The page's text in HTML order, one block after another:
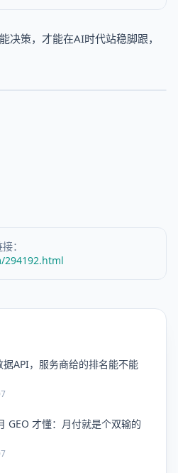
决策，才能在AI时代站稳脚跟，
：
据API，服务商给的排名能不能
GEO 才懂：月付就是个双输的